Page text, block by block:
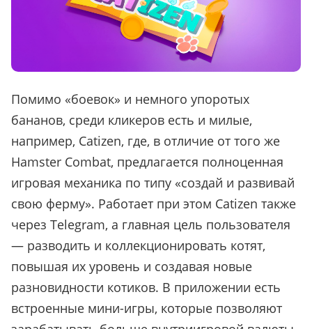
Помимо «боевок» и немного упоротых
бананов, среди кликеров есть и милые,
например, Catizen, где, в отличие от того же
Hamster Combat, предлагается полноценная
игровая механика по типу «создай и развивай
свою ферму». Работает при этом Catizen также
через Telegram, а главная цель пользователя
— разводить и коллекционировать котят,
повышая их уровень и создавая новые
разновидности котиков. В приложении есть
встроенные мини-игры, которые позволяют